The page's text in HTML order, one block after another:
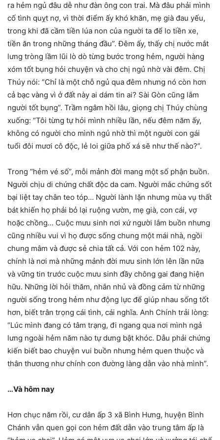
ra hẻm ngủ đâu dễ như đàn ông con trai. Mà đâu phải mình
cố tình quỵt nợ, vì thời điểm ấy khó khăn, mẹ già đau yếu,
trong khi đã cầm tiền lúa non của người ta để lo tiền xe,
tiền ăn trong những tháng đầu”. Đêm ấy, thấy chị nước mắt
lưng tròng lầm lũi lò dò từng bước trong hẻm, người hàng
xóm tốt bụng hỏi chuyện và cho chị ngủ nhờ vài đêm. Chị
Thúy nói: “Chỉ là một chỗ ngủ qua đêm nhưng nó còn hơn
cả bạc vàng vì ở đất này ai dám tin ai? Sài Gòn cũng lắm
người tốt bụng”. Trầm ngâm hồi lâu, giọng chị Thúy chùng
xuống: “Tôi từng tự hỏi mình nhiều lần, nếu đêm năm ấy,
không có người cho mình ngủ nhờ thì một người con gái
tuổi đôi mươi cô độc, lẻ loi giữa phố xá sẽ như thế nào?”.
Trong “hẻm vé số”, mỗi mảnh đời mang một số phận buồn.
Người chịu di chứng chất độc da cam. Người mắc chứng sốt
bại liệt tay chân teo tóp… Người lành lặn nhưng mùa vụ thất
bát khiến họ phải bỏ lại ruộng vườn, mẹ già, con cái, vợ
hoặc chồng… Cuộc mưu sinh nơi xứ người lắm buồn nhưng
cũng nhiều vui vì họ được sống chung một mái nhà, ngồi
chung mâm và được sẻ chia tất cả. Với con hẻm 102 này,
chính là nơi mà những mảnh đời mưu sinh lớn lên lần nữa
và vững tin trước cuộc mưu sinh đầy chông gai đang hiện
hữu. Những lời hỏi thăm, nhắn nhủ và đồng cảm từ những
người sống trong hẻm như động lực để giúp nhau sống tốt
hơn, biết trân trọng cái tình, cái nghĩa. Anh Chính trải lòng:
“Lúc mình đang có tâm trạng, đi ngang qua nơi mình ngả
lưng ngoài hẻm năm nào tự dưng bật khóc. Dẫu phải chứng
kiến biết bao chuyện vui buồn nhưng hẻm quen thuộc và
thân thương như chính con đường làng dẫn vào nhà mình”.
…Và hôm nay
Hơn chục năm rồi, cư dân ấp 3 xã Bình Hưng, huyện Bình
Chánh vẫn quen gọi con hẻm đất dẫn vào trung tâm ấp là